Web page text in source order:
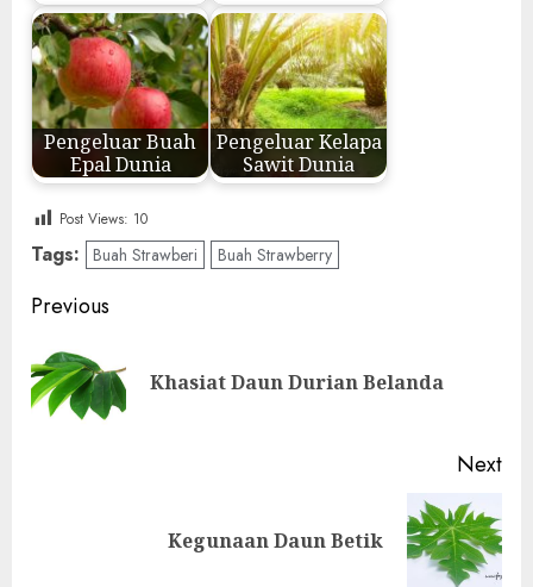
Pengeluar Buah
Epal Dunia
Pengeluar Kelapa
Sawit Dunia
Post Views: 10
Tags: Buah Strawberi Buah Strawberry
Post
navigation
Previous
Khasiat Daun Durian Belanda
Next
Kegunaan Daun Betik